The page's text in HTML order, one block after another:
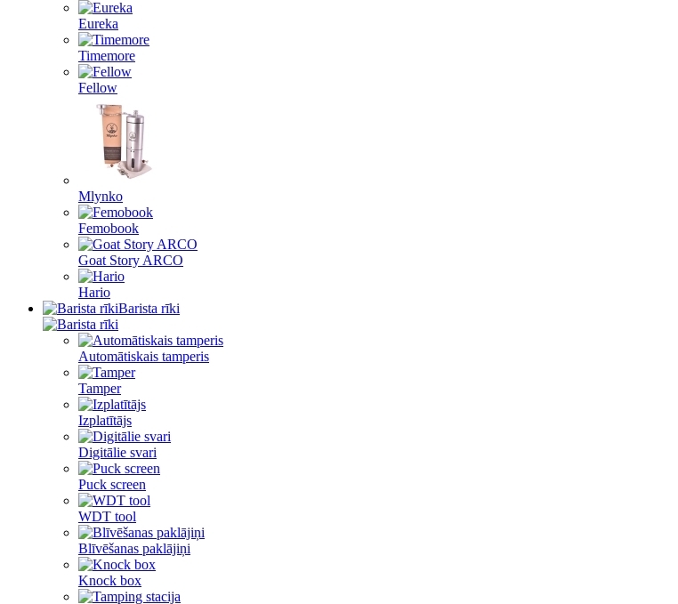
Eureka
Timemore
Fellow
Mlynko
Femobook
Goat Story ARCO
Hario
Barista rīki
Automātiskais tamperis
Tamper
Izplatītājs
Digitālie svari
Puck screen
WDT tool
Blīvēšanas paklājiņi
Knock box